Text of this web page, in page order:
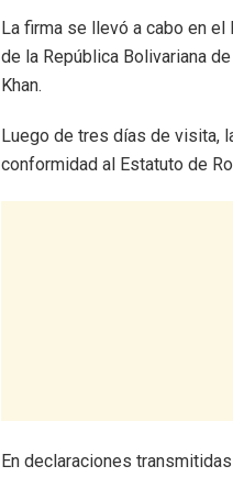
La firma se llevó a cabo en
de la República Bolivariana
Khan.
Luego de tres días de visita,
conformidad al Estatuto de
En declaraciones